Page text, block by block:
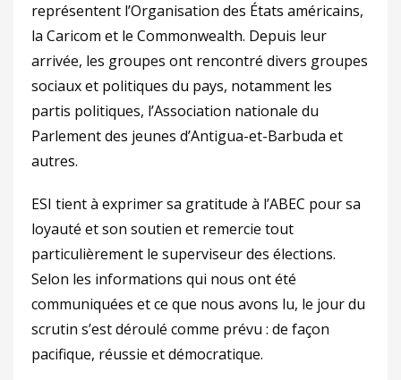
représentent l’Organisation des États américains,
la Caricom et le Commonwealth. Depuis leur
arrivée, les groupes ont rencontré divers groupes
sociaux et politiques du pays, notamment les
partis politiques, l’Association nationale du
Parlement des jeunes d’Antigua-et-Barbuda et
autres.
ESI tient à exprimer sa gratitude à l’ABEC pour sa
loyauté et son soutien et remercie tout
particulièrement le superviseur des élections.
Selon les informations qui nous ont été
communiquées et ce que nous avons lu, le jour du
scrutin s’est déroulé comme prévu : de façon
pacifique, réussie et démocratique.